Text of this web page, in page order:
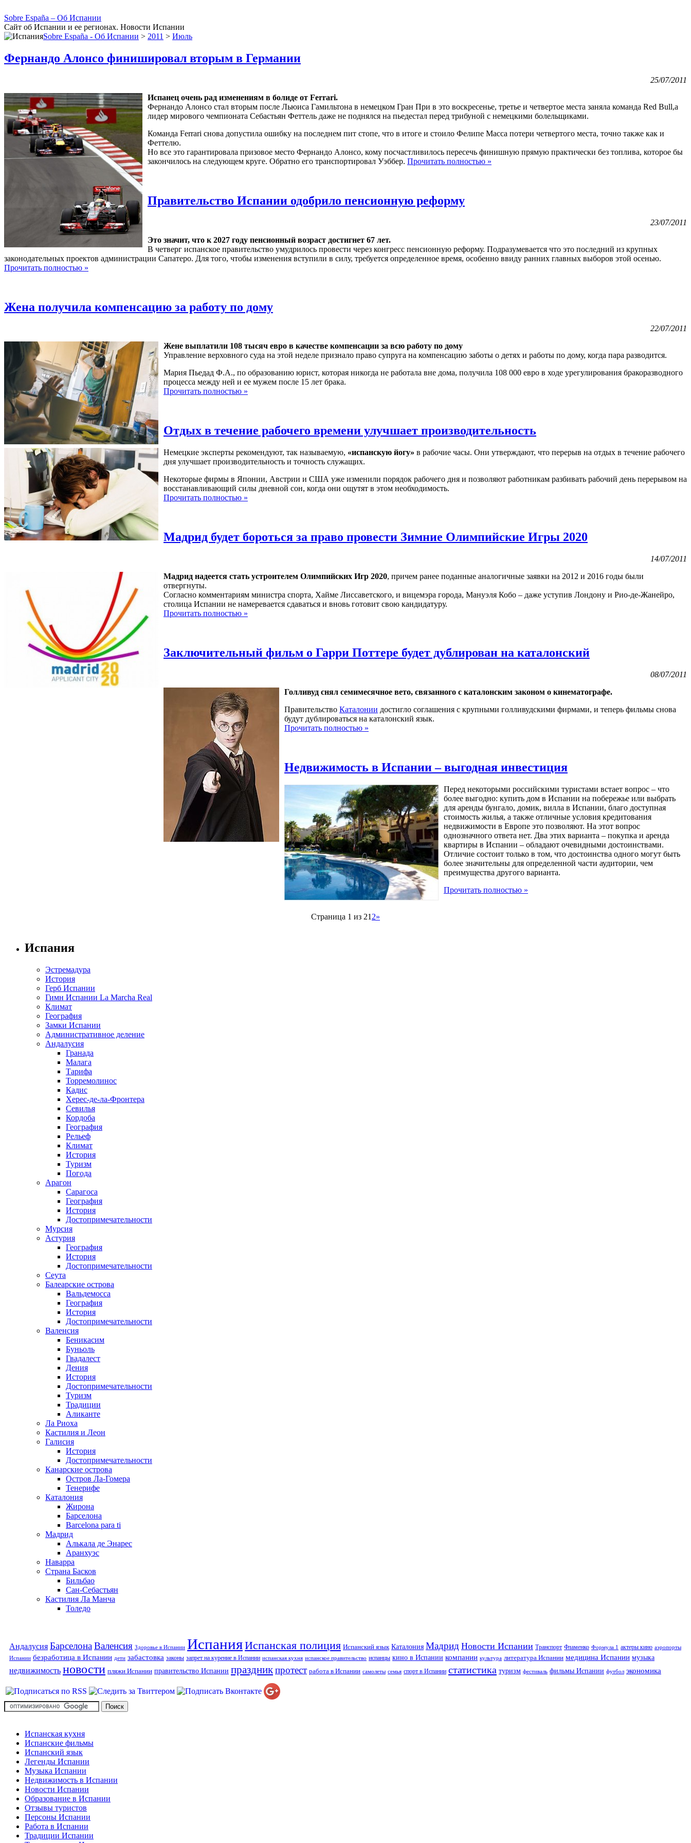
Sobre España – Об Испании
Сайт об Испании и ее регионах. Новости Испании
Sobre España - Об Испании > 2011 > Июль
Фернандо Алонсо финишировал вторым в Германии
25/07/2011
Испанец очень рад изменениям в болиде от Ferrari.
Фернандо Алонсо стал вторым после Льюиса Гамильтона в немецком Гран При в это воскресенье, третье и четвертое места заняла команда Red Bull,а
лидер мирового чемпионата Себастьян Феттель даже не поднялся на пьедестал перед трибуной с немецкими болельщиками.
Команда Ferrari снова допустила ошибку на последнем пит стопе, что в итоге и стоило Фелипе Масса потери четвертого места, точно также как и
Феттелю.
Но все это гарантировала призовое место Фернандо Алонсо, кому посчастливилось пересечь финишную прямую практически без топлива, которое бы
закончилось на следующем круге. Обратно его транспортировал Уэббер. Прочитать полностью »
Правительство Испании одобрило пенсионную реформу
23/07/2011
Это значит, что к 2027 году пенсионный возраст достигнет 67 лет.
В четверг испанское правительство умудрилось провести через конгресс пенсионную реформу. Подразумевается что это последний из крупных
законодательных проектов администрации Сапатеро. Для того, чтобы изменения вступили в силу, требуется определенное время, особенно ввиду ранних главных выборов этой осенью.
Прочитать полностью »
Жена получила компенсацию за работу по дому
22/07/2011
Жене выплатили 108 тысяч евро в качестве компенсации за всю работу по дому
Управление верховного суда на этой неделе признало право супруга на компенсацию заботы о детях и работы по дому, когда пара разводится.
Мария Пьедад Ф.А., по образованию юрист, которая никогда не работала вне дома, получила 108 000 евро в ходе урегулирования бракоразводного
процесса между ней и ее мужем после 15 лет брака.
Прочитать полностью »
Отдых в течение рабочего времени улучшает производительность
Немецкие эксперты рекомендуют, так называемую, «испанскую йогу» в рабочие часы. Они утверждают, что перерыв на отдых в течение рабочего
дня улучшает производительность и точность служащих.
Некоторые фирмы в Японии, Австрии и США уже изменили порядок рабочего дня и позволяют работникам разбивать рабочий день перерывом на
восстанавливающий силы дневной сон, когда они ощутят в этом необходимость.
Прочитать полностью »
Мадрид будет бороться за право провести Зимние Олимпийские Игры 2020
14/07/2011
Мадрид надеется стать устроителем Олимпийских Игр 2020, причем ранее поданные аналогичные заявки на 2012 и 2016 годы были
отвергнуты.
Согласно комментариям министра спорта, Хайме Лиссаветского, и вицемэра города, Мануэля Кобо – даже уступив Лондону и Рио-де-Жанейро,
столица Испании не намеревается сдаваться и вновь готовит свою кандидатуру.
Прочитать полностью »
Заключительный фильм о Гарри Поттере будет дублирован на каталонский
08/07/2011
Голливуд снял семимесячное вето, связанного с каталонским законом о кинематографе.
Правительство Каталонии достигло соглашения с крупными голливудскими фирмами, и теперь фильмы снова
будут дублироваться на каталонский язык.
Прочитать полностью »
Недвижимость в Испании – выгодная инвестиция
Перед некоторыми российскими туристами встает вопрос – что
более выгодно: купить дом в Испании на побережье или выбрать
для аренды бунгало, домик, вилла в Испании, благо доступная
стоимость жилья, а также отличные условия кредитования
недвижимости в Европе это позволяют. На этот вопрос
однозначного ответа нет. Два этих варианта – покупка и аренда
квартиры в Испании – обладают очевидными достоинствами.
Отличие состоит только в том, что достоинства одного могут быть
более значительны для определенной части аудитории, чем
преимущества другого варианта.
Прочитать полностью »
Страница 1 из 21 2»
Испания
Эстремадура
История
Герб Испании
Гимн Испании La Marcha Real
Климат
География
Замки Испании
Административное деление
Андалусия
Гранада
Малага
Тарифа
Торремолинос
Кадис
Херес-де-ла-Фронтера
Севилья
Кордоба
География
Рельеф
Климат
История
Туризм
Погода
Арагон
Сарагоса
География
История
Достопримечательности
Мурсия
Астурия
География
История
Достопримечательности
Сеута
Балеарские острова
Вальдемосса
География
История
Достопримечательности
Валенсия
Беникасим
Буньоль
Гвадалест
Дения
История
Достопримечательности
Туризм
Традиции
Аликанте
Ла Риоха
Кастилия и Леон
Галисия
История
Достопримечательности
Канарские острова
Остров Ла-Гомера
Тенерифе
Каталония
Жирона
Барселона
Barcelona para ti
Мадрид
Алькала де Энарес
Аранхуэс
Наварра
Страна Басков
Бильбао
Сан-Себастьян
Кастилия Ла Манча
Толедо
Андалусия БарселонаВаленсия Здоровье в Испании ИспанияИспанская полиция Испанский язык Каталония Мадрид Новости Испании Транспорт Фламенко Формула 1 актеры кино аэропорты
Испании безработица в Испании дети забастовка законы запрет на курение в Испании испанская кухня испанское правительство испанцы кино в Испании компании культура литература Испании медицина Испании музыка
недвижимость новости пляжи Испании правительство Испании праздникпротест работа в Испании самолеты семья спорт в Испании статистика туризм фестиваль фильмы Испании футбол экономика
Испанская кухня
Испанские фильмы
Испанский язык
Легенды Испании
Музыка Испании
Недвижимость в Испании
Новости Испании
Образование в Испании
Отзывы туристов
Персоны Испании
Работа в Испании
Традиции Испании